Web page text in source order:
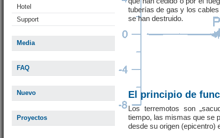
Hotel
Support
Media
FAQ
Nuevo
Proyectos
tuberías de gas y los
se han destruido.
El principio de
Los terremotos son
tiempo, las mismas que se
desde su origen (epicentro)